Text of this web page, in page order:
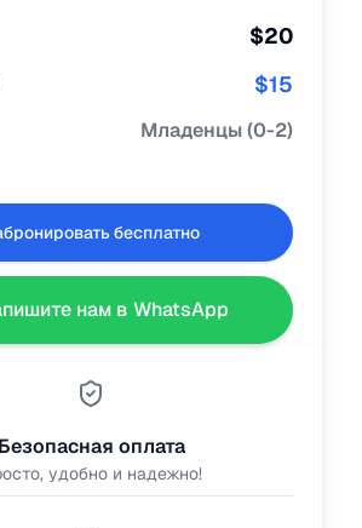
$20
$15
Младенцы(0-2)
бесплатно
нам в WhatsApp
Безопасная оплата
удобно и надежно!